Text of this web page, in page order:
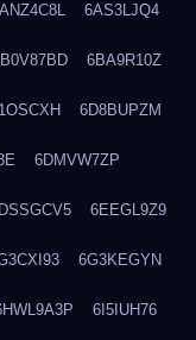
6AS3LJQ4
6BA9R10Z
6D8BUPZM
6DMVW7ZP
6EEGL9Z9
6G3KEGYN
6I5IUH76